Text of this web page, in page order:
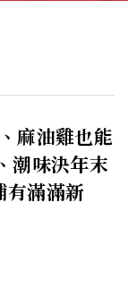
麻油雞也能
潮味決年末
有滿滿新